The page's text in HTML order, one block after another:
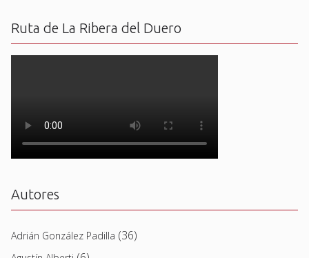
Ruta de La Ribera del Duero
Autores
Adrián González Padilla (36)